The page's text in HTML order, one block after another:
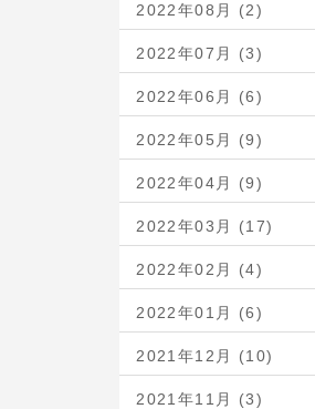
2022年08月 (2)
2022年07月 (3)
2022年06月 (6)
2022年05月 (9)
2022年04月 (9)
2022年03月 (17)
2022年02月 (4)
2022年01月 (6)
2021年12月 (10)
2021年11月 (3)